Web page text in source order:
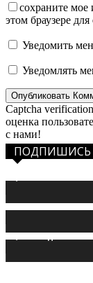
сохраните мое
этом браузере
Уведомить
Уведомлять
Captcha
оценка
с нами!
ПОДПИШИСЬ